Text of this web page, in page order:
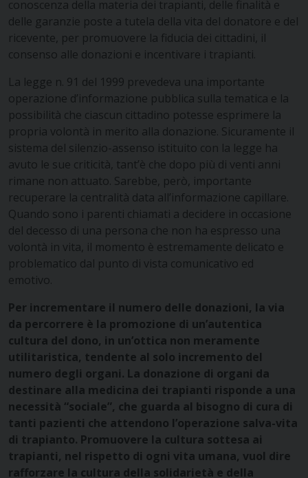
conoscenza della materia dei trapianti, delle finalità e
delle garanzie poste a tutela della vita del donatore e del
ricevente, per promuovere la fiducia dei cittadini, il
consenso alle donazioni e incentivare i trapianti.
La legge n. 91 del 1999 prevedeva una importante
operazione d’informazione pubblica sulla tematica e la
possibilità che ciascun cittadino potesse esprimere la
propria volontà in merito alla donazione. Sicuramente il
sistema del silenzio-assenso istituito con la legge ha
avuto le sue criticità, tant’è che dopo più di venti anni
rimane non attuato. Sarebbe, però, importante
recuperare la centralità data all’informazione capillare.
Quando sono i parenti chiamati a decidere in occasione
del decesso di una persona che non ha espresso una
volontà in vita, il momento è estremamente delicato e
problematico dal punto di vista comunicativo ed
emotivo.
Per incrementare il numero delle donazioni, la via
da percorrere è la promozione di un’autentica
cultura del dono, in un’ottica non meramente
utilitaristica, tendente al solo incremento del
numero degli organi. La donazione di organi da
destinare alla medicina dei trapianti risponde a una
necessità “sociale”, che guarda al bisogno di cura di
tanti pazienti che attendono l’operazione salva-vita
di trapianto. Promuovere la cultura sottesa ai
trapianti, nel rispetto di ogni vita umana, vuol dire
rafforzare la cultura della solidarietà e della